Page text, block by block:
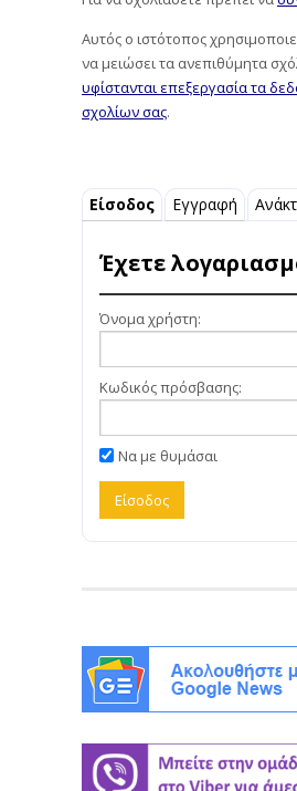
Αυτός ο ιστότοπος
να μειώσει τα ανεπιθύμητα
υφίστανται επεξεργασία τα
σχολίων σας.
Είσοδος Εγγραφή
Έχετε
Όνομα χρήστη:
Κωδικός πρόσβασης:
Να με θυμάσαι